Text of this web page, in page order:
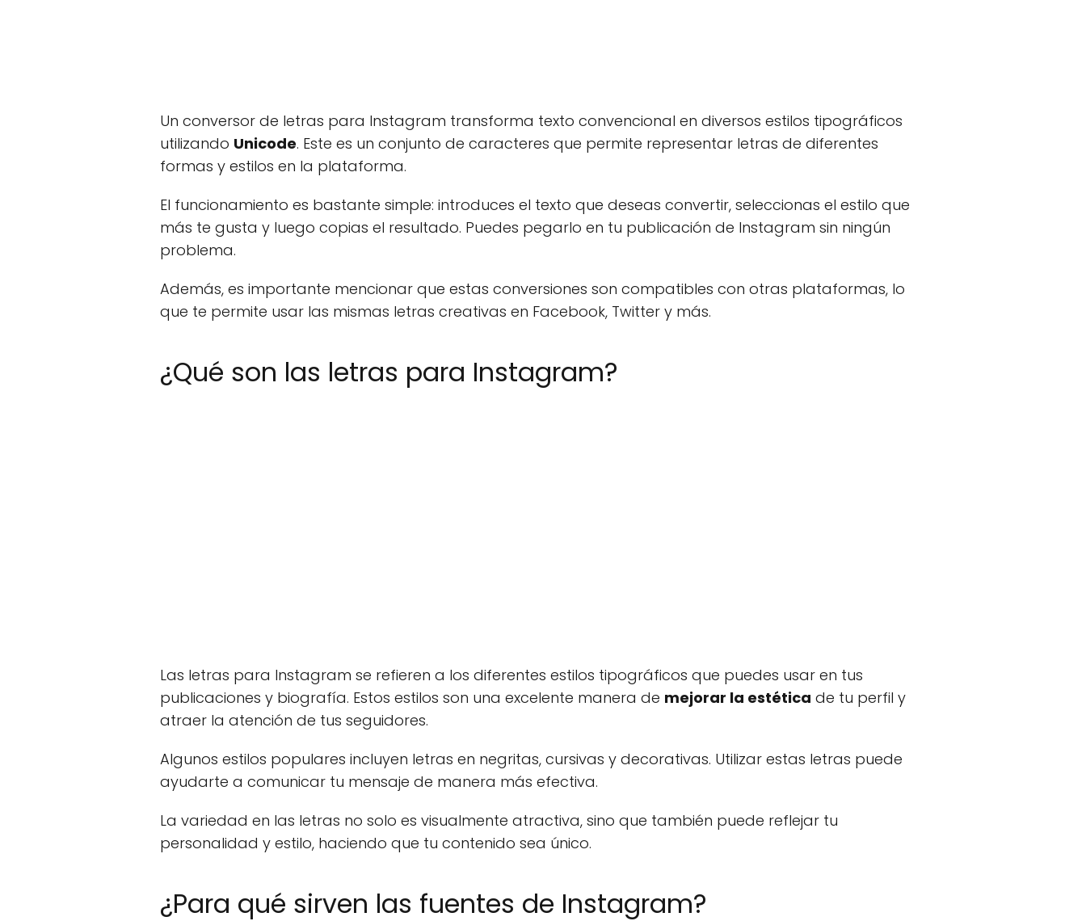
Un conversor de letras para Instagram transforma texto convencional en diversos estilos tipográficos
utilizando Unicode. Este es un conjunto de caracteres que permite representar letras de diferentes
formas y estilos en la plataforma.
El funcionamiento es bastante simple: introduces el texto que deseas convertir, seleccionas el estilo que
más te gusta y luego copias el resultado. Puedes pegarlo en tu publicación de Instagram sin ningún
problema.
Además, es importante mencionar que estas conversiones son compatibles con otras plataformas, lo
que te permite usar las mismas letras creativas en Facebook, Twitter y más.
¿Qué son las letras para Instagram?
Las letras para Instagram se refieren a los diferentes estilos tipográficos que puedes usar en tus
publicaciones y biografía. Estos estilos son una excelente manera de mejorar la estética de tu perfil y
atraer la atención de tus seguidores.
Algunos estilos populares incluyen letras en negritas, cursivas y decorativas. Utilizar estas letras puede
ayudarte a comunicar tu mensaje de manera más efectiva.
La variedad en las letras no solo es visualmente atractiva, sino que también puede reflejar tu
personalidad y estilo, haciendo que tu contenido sea único.
¿Para qué sirven las fuentes de Instagram?